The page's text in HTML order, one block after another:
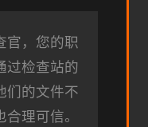
官，您的职
过检查站的
们的文件不
理可信。